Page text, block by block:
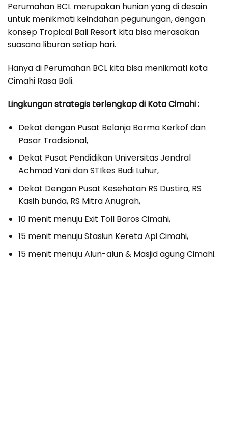
Perumahan BCL merupakan hunian yang di desain
untuk menikmati keindahan pegunungan, dengan
konsep Tropical Bali Resort kita bisa merasakan
suasana liburan setiap hari.
Hanya di Perumahan BCL kita bisa menikmati kota
Cimahi Rasa Bali.
Lingkungan strategis terlengkap di Kota Cimahi :
Dekat dengan Pusat Belanja Borma Kerkof dan
Pasar Tradisional,
Dekat Pusat Pendidikan Universitas Jendral
Achmad Yani dan STIkes Budi Luhur,
Dekat Dengan Pusat Kesehatan RS Dustira, RS
Kasih bunda, RS Mitra Anugrah,
10 menit menuju Exit Toll Baros Cimahi,
15 menit menuju Stasiun Kereta Api Cimahi,
15 menit menuju Alun-alun & Masjid agung Cimahi.